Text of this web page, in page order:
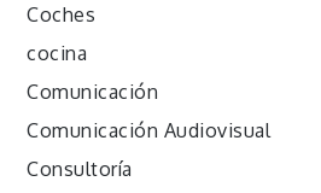
Coches
cocina
Comunicación
Comunicación Audiovisual
Consultoría